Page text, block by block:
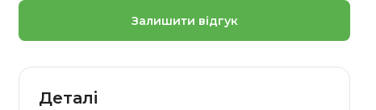
Залишити відгук
Деталі